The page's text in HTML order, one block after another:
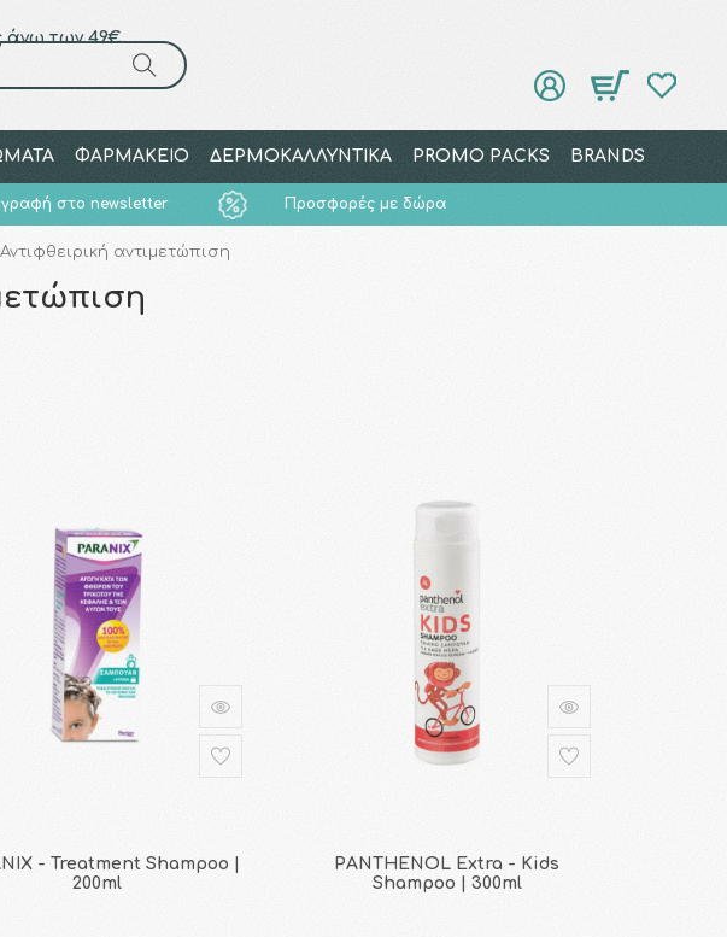
άνω των 49€
ΦΑΡΜΑΚΕΙΟ ΔΕΡΜΟΚΑΛΛΥΝΤΙΚΑ PROMO PACKS BRANDS
στο newsletter Προσφορές με δώρα
Αντιφθειρική αντιμετώπιση
- Treatment Shampoo |
200ml
PANTHENOL Extra - Kids
Shampoo | 300ml